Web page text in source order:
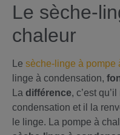
Le sèche-
chaleur
Le sèche-linge à pompe
linge à condensation,
La différence, c’est
condensation et il la
le linge. La pompe à